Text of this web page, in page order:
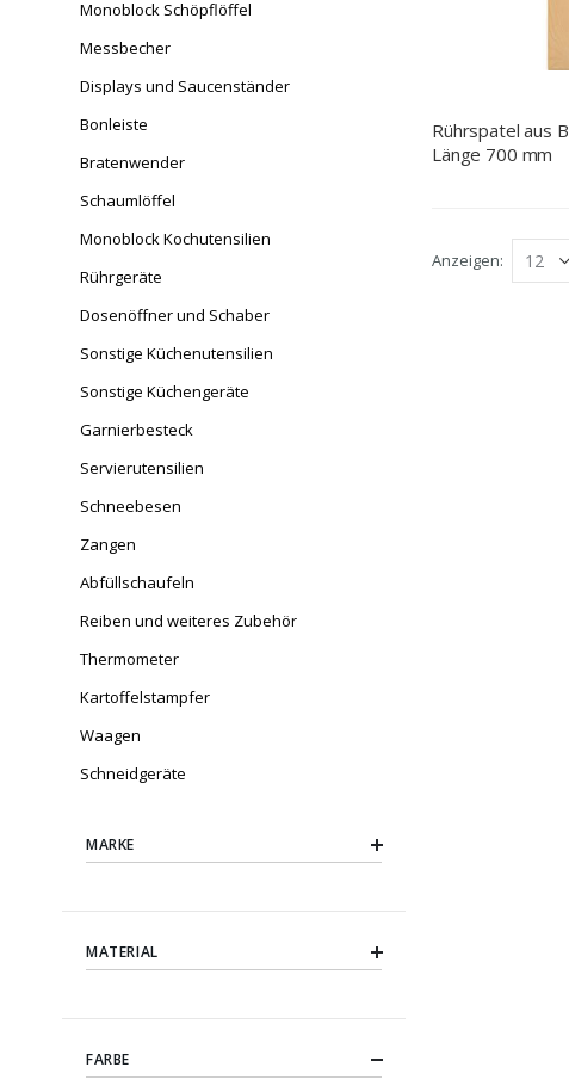
Rührspatel aus
Länge 700 mm
Anzeigen
Monoblock Schöpflöffel
Messbecher
Displays und Saucenständer
Bonleiste
Bratenwender
Schaumlöffel
Monoblock Kochutensilien
Rührgeräte
Dosenöffner und Schaber
Sonstige Küchenutensilien
Sonstige Küchengeräte
Garnierbesteck
Servierutensilien
Schneebesen
Zangen
Abfüllschaufeln
Reiben und weiteres Zubehör
Thermometer
Kartoffelstampfer
Waagen
Schneidgeräte
MARKE
MATERIAL
FARBE